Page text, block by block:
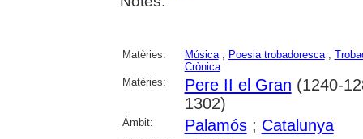
Matèries: Música; Poesia trobadoresca;
Crònica
Matèries:
Pere II el Gran (1240-
1302)
Àmbit: Palamós; Catalunya